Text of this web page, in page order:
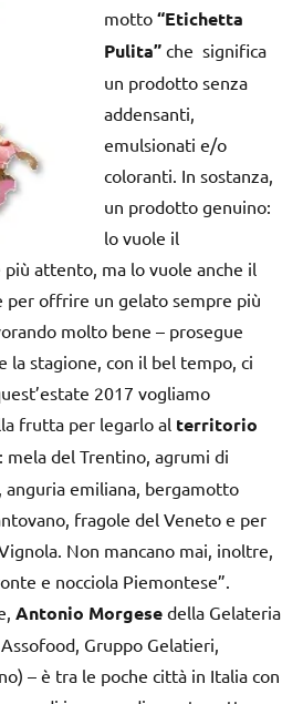
motto “Etichetta
Pulita” che significa
un prodotto senza
addensanti,
emulsionati e/o
coloranti. In sostanza,
un prodotto genuino:
lo vuole il
attento, ma lo vuole anche il
offrire un gelato sempre più
molto bene – prosegue
la stagione, con il bel tempo, ci
2017 vogliamo
frutta per legarlo al territorio
mela del Trentino, agrumi di
anguria emiliana, bergamotto
fragole del Veneto e per
Non mancano mai, inoltre,
e nocciola Piemontese”.
Antonio Morgese della Gelateria
Gruppo Gelatieri,
– è tra le poche città in Italia con